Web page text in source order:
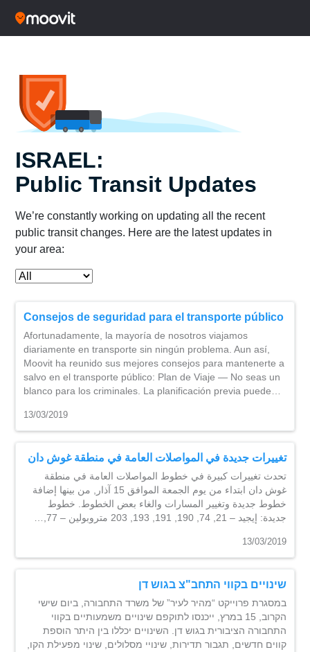
ISRAEL:
Public Transit Updates
We’re constantly working on updating all the recent
public transit changes. Here are the latest updates in
your area:
Consejos de seguridad para el transporte público
Afortunadamente, la mayoría de nosotros viajamos
diariamente en transporte sin ningún problema. Aun así,
Moovit ha reunido sus mejores consejos para mantenerte a
salvo en el transporte público: Plan de Viaje — No seas un
blanco para los criminales. La planificación previa puede…
13/03/2019
تغييرات جديدة في المواصلات العامة في منطقة غوش دان
تحدث تغييرات كبيرة في خطوط المواصلات العامة في منطقة
غوش دان ابتداء من يوم الجمعة الموافق 15 آذار, من بينها إضافة
خطوط جديدة وتغيير المسارات والغاء بعض الخطوط. خطوط
جديدة: إيجيد – 21, 74, 190, 191, 193, 203 متروبولين – 77,…
13/03/2019
שינויים בקווי התחב"צ בגוש דן
במסגרת פרוייקט “מהיר לעיר” של משרד התחבורה, ביום שישי
הקרוב, 15 במרץ, ייכנסו לתוקפם שינויים משמעותיים בקווי
התחבורה הציבורית בגוש דן. השינויים יכללו בין היתר הוספת
קווים חדשים, תגבור תדירות, שינויי מסלולים, שינוי מפעילת הקו,